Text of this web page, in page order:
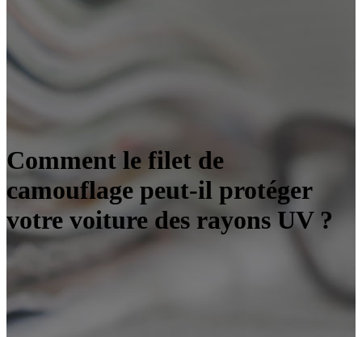
Comment le filet de
camouflage peut-il protéger
votre voiture des rayons UV ?